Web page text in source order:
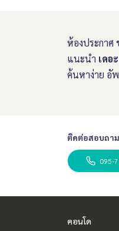
ห้องประกาศ
แนะนำ เดอ
ค้นหาง่าย อั
ติดต่อสอบถา
095-
คอนโด